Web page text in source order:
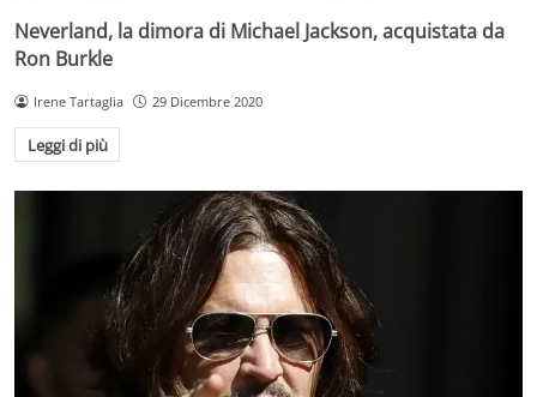
Neverland, la dimora di Michael Jackson, acquistata da
Ron Burkle
Irene Tartaglia 29 Dicembre 2020
Leggi di più